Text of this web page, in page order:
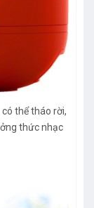
thể tháo rời,
thức nhạc